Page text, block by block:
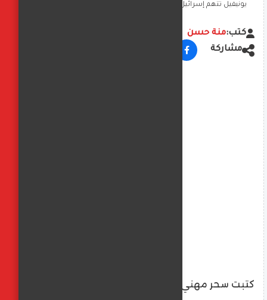
يونيفيل تتهم إسرائيل باستهداف قواتها داخل الأراضي اللبنانية
كتب:منة حسن
مشاركة
كتبت سحر مهني